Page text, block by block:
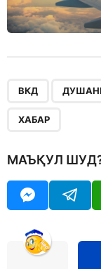
ВКД
ХАБАР
МАЪҚУЛ